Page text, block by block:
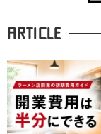
ARTICLE